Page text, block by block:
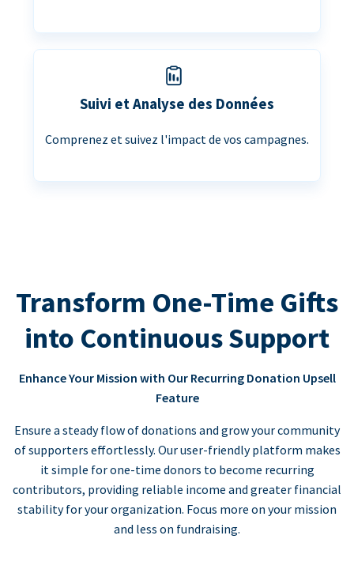
Suivi et Analyse des Données
Comprenez et suivez l'impact de vos campagnes.
Transform One-Time Gifts
into Continuous Support
Enhance Your Mission with Our Recurring Donation Upsell
Feature
Ensure a steady flow of donations and grow your community
of supporters effortlessly. Our user-friendly platform makes
it simple for one-time donors to become recurring
contributors, providing reliable income and greater financial
stability for your organization. Focus more on your mission
and less on fundraising.